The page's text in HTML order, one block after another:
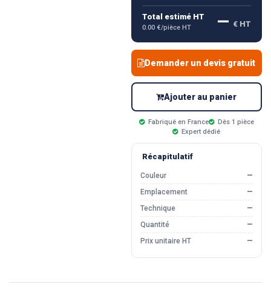
Total estimé HT
0.00 €/pièce HT — € HT
Demander un devis gratuit
Ajouter au panier
Fabriqué en France
Dès 1 pièce
Expert dédié
Récapitulatif
Couleur
—
Emplacement
—
Technique
—
Quantité
—
Prix unitaire HT
—